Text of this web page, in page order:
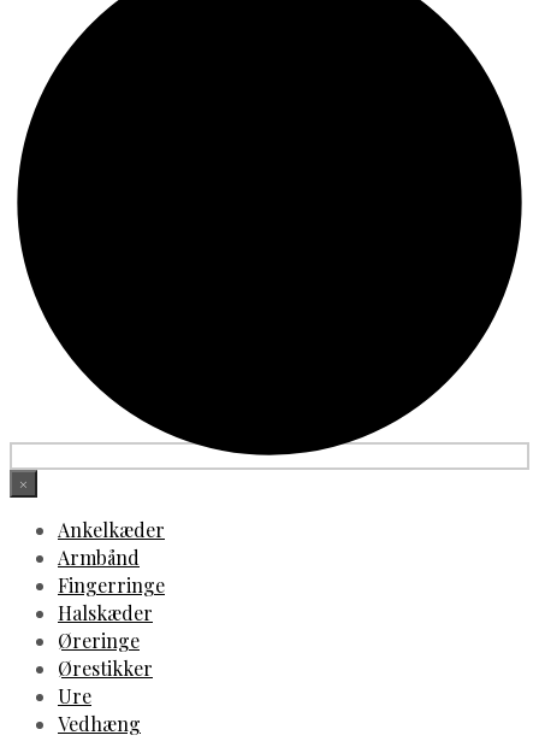
×
Ankelkæder
Armbånd
Fingerringe
Halskæder
Øreringe
Ørestikker
Ure
Vedhæng